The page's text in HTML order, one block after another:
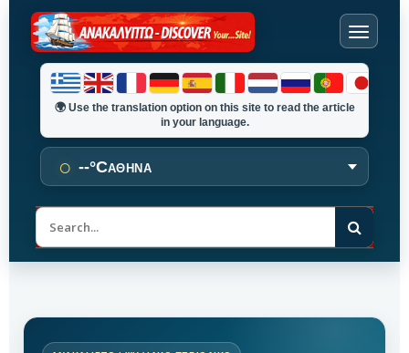
🌍Use the translation option on this site to read the article
in your language.
○ --°CΑΘΗΝΑ
Α
α
ζ